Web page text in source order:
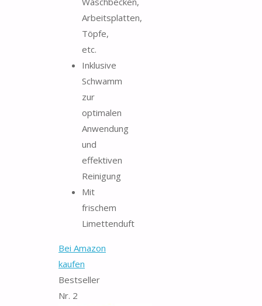
Arbeitsplatten,
Töpfe,
etc.
Inklusive
Schwamm
zur
optimalen
Anwendung
und
effektiven
Reinigung
Mit
frischem
Limettenduft
Bei Amazon
kaufen
Bestseller
Nr. 2